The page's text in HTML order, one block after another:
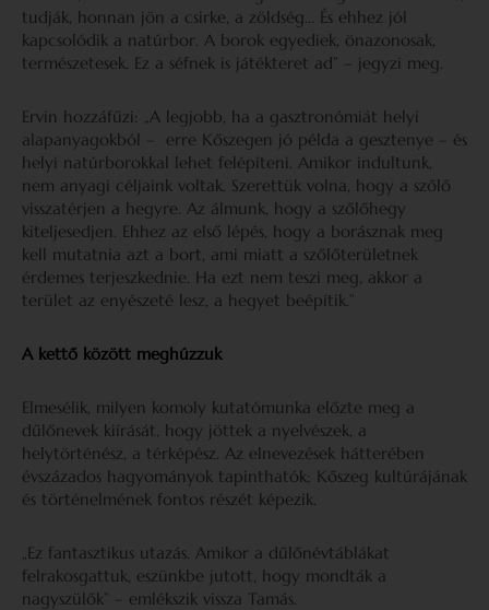
tudják, honnan jön a csirke, a zöldség… És ehhez jól
kapcsolódik a natúrbor. A borok egyediek, önazonosak,
természetesek. Ez a séfnek is játékteret ad” – jegyzi meg.
Ervin hozzáfűzi: „A legjobb, ha a gasztronómiát helyi
alapanyagokból – erre Kőszegen jó példa a gesztenye – és
helyi natúrborokkal lehet felépíteni. Amikor indultunk,
nem anyagi céljaink voltak. Szerettük volna, hogy a szőlő
visszatérjen a hegyre. Az álmunk, hogy a szőlőhegy
kiteljesedjen. Ehhez az első lépés, hogy a borásznak meg
kell mutatnia azt a bort, ami miatt a szőlőterületnek
érdemes terjeszkednie. Ha ezt nem teszi meg, akkor a
terület az enyészeté lesz, a hegyet beépítik.”
A kettő között meghúzzuk
Elmesélik, milyen komoly kutatómunka előzte meg a
dűlőnevek kiírását, hogy jöttek a nyelvészek, a
helytörténész, a térképész. Az elnevezések hátterében
évszázados hagyományok tapinthatók; Kőszeg kultúrájának
és történelmének fontos részét képezik.
„Ez fantasztikus utazás. Amikor a dűlőnévtáblákat
felrakosgattuk, eszünkbe jutott, hogy mondták a
nagyszülők” – emlékszik vissza Tamás.